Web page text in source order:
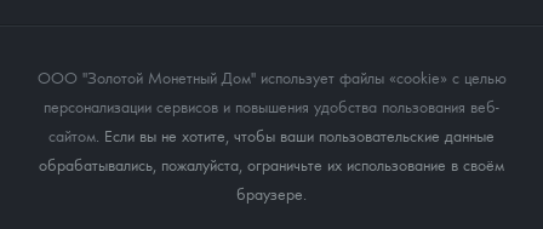
ООО "Золотой Монетный Дом" использует файлы «cookie» с целью
персонализации сервисов и повышения удобства пользования веб-
сайтом. Если вы не хотите, чтобы ваши пользовательские данные
обрабатывались, пожалуйста, ограничьте их использование в своём
браузере.